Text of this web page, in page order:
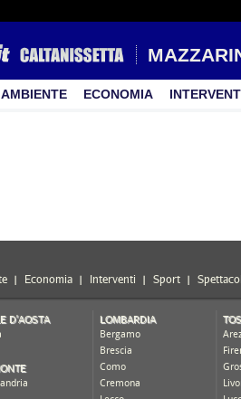
AMBIENTE ECONOMIA